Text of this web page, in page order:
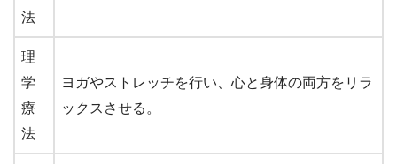
法
理
学
療
法
ヨガやストレッチを行い、心と身体の両方をリラ
ックスさせる。